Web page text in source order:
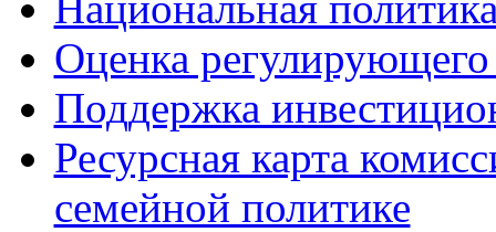
Оценка регулирующего
Поддержка
Ресурсная карта
семейной политике